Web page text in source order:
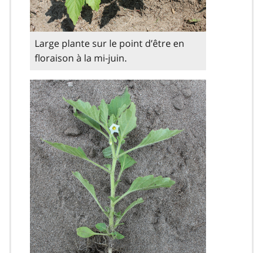
Large plante sur le point d’être en
floraison à la mi-juin.